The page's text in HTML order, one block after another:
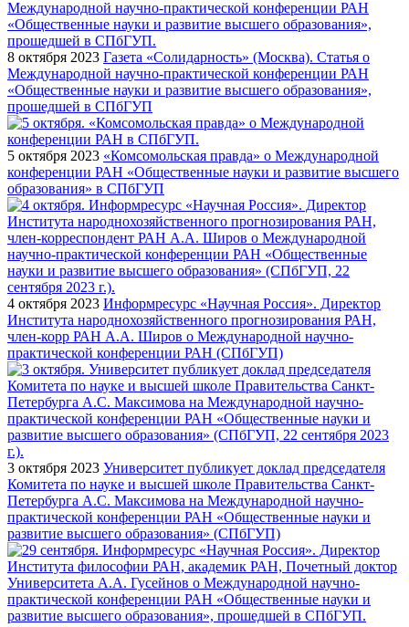
8 октября 2023 Газета «Солидарность» (Москва). Статья о
Международной научно-практической конференции РАН
«Общественные науки и развитие высшего образования»,
прошедшей в СПбГУП
5 октября 2023 «Комсомольская правда» о Международной
конференции РАН «Общественные науки и развитие высшего
образования» в СПбГУП
4 октября 2023 Информресурс «Научная Россия». Директор
Института народнохозяйственного прогнозирования РАН,
член-корр РАН А.А. Широв о Международной научно-
практической конференции РАН (СПбГУП)
3 октября 2023 Университет публикует доклад председателя
Комитета по науке и высшей школе Правительства Санкт-
Петербурга А.С. Максимова на Международной научно-
практической конференции РАН «Общественные науки и
развитие высшего образования» (СПбГУП)